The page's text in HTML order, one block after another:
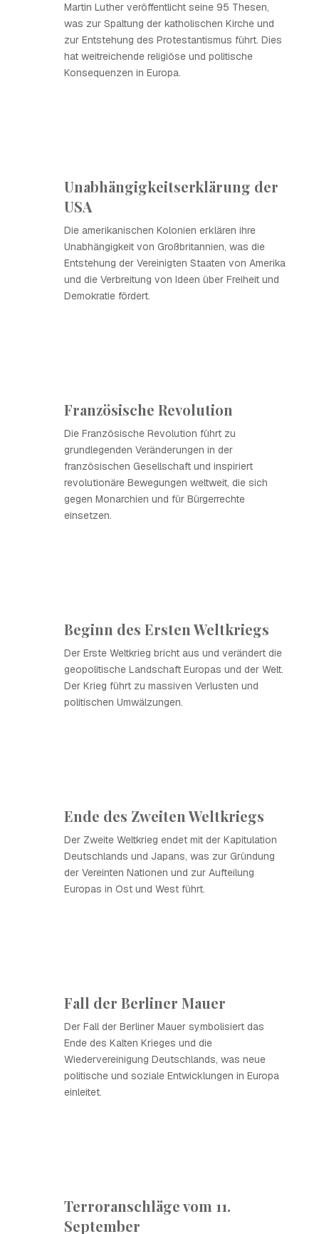
Martin Luther veröffentlicht seine 95 Thesen,
was zur Spaltung der katholischen Kirche und
zur Entstehung des Protestantismus führt. Dies
hat weitreichende religiöse und politische
Konsequenzen in Europa.
Unabhängigkeitserklärung der
USA
Die amerikanischen Kolonien erklären ihre
Unabhängigkeit von Großbritannien, was die
Entstehung der Vereinigten Staaten von Amerika
und die Verbreitung von Ideen über Freiheit und
Demokratie fördert.
Französische Revolution
Die Französische Revolution führt zu
grundlegenden Veränderungen in der
französischen Gesellschaft und inspiriert
revolutionäre Bewegungen weltweit, die sich
gegen Monarchien und für Bürgerrechte
einsetzen.
Beginn des Ersten Weltkriegs
Der Erste Weltkrieg bricht aus und verändert die
geopolitische Landschaft Europas und der Welt.
Der Krieg führt zu massiven Verlusten und
politischen Umwälzungen.
Ende des Zweiten Weltkriegs
Der Zweite Weltkrieg endet mit der Kapitulation
Deutschlands und Japans, was zur Gründung
der Vereinten Nationen und zur Aufteilung
Europas in Ost und West führt.
Fall der Berliner Mauer
Der Fall der Berliner Mauer symbolisiert das
Ende des Kalten Krieges und die
Wiedervereinigung Deutschlands, was neue
politische und soziale Entwicklungen in Europa
einleitet.
Terroranschläge vom 11.
September